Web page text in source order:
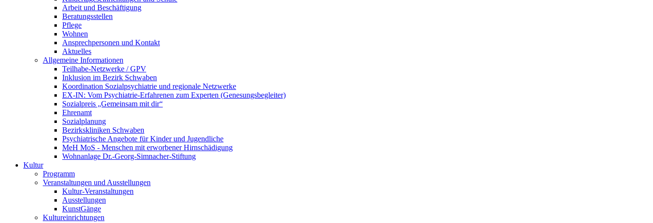
Arbeit und Beschäftigung
Beratungsstellen
Pflege
Wohnen
Ansprechpersonen und Kontakt
Aktuelles
Allgemeine Informationen
Teilhabe-Netzwerke / GPV
Inklusion im Bezirk Schwaben
Koordination Sozialpsychiatrie und regionale Netzwerke
EX-IN: Vom Psychiatrie-Erfahrenen zum Experten (Genesungsbegleiter)
Sozialpreis „Gemeinsam mit dir“
Ehrenamt
Sozialplanung
Bezirkskliniken Schwaben
Psychiatrische Angebote für Kinder und Jugendliche
MeH MoS - Menschen mit erworbener Hirnschädigung
Wohnanlage Dr.-Georg-Simnacher-Stiftung
Kultur
Programm
Veranstaltungen und Ausstellungen
Kultur-Veranstaltungen
Ausstellungen
KunstGänge
Kultureinrichtungen